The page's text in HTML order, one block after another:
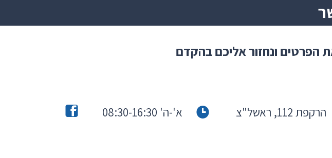
הרקפת 112, ראשל"צ א'-ה' 08:30-16:30
הפרטים ונחזור אליכם בהקדם